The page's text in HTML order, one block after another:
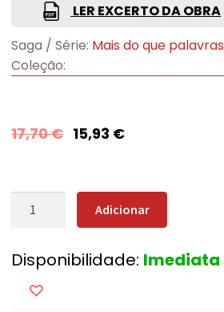
LER EXCERTO DA OBRA
Saga / Série: Mais do que palavras
Coleção:
17,70€ 15,93 €
Quantidade
Do
Que
Amar
Adicionar
Disponibilidade: Imediata